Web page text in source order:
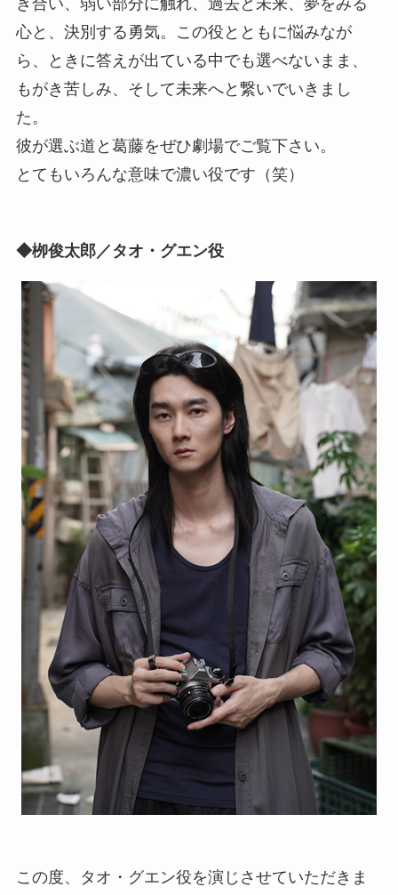
き合い、弱い部分に触れ、過去と未来、夢をみる
心と、決別する勇気。この役とともに悩みなが
ら、ときに答えが出ている中でも選べないまま、
もがき苦しみ、そして未来へと繋いでいきまし
た。
彼が選ぶ道と葛藤をぜひ劇場でご覧下さい。
とてもいろんな意味で濃い役です（笑）
◆栁俊太郎／タオ・グエン役
この度、タオ・グエン役を演じさせていただきま